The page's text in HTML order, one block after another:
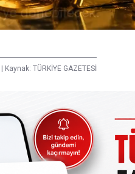
Kaynak: TÜRKİYE GAZETESİ